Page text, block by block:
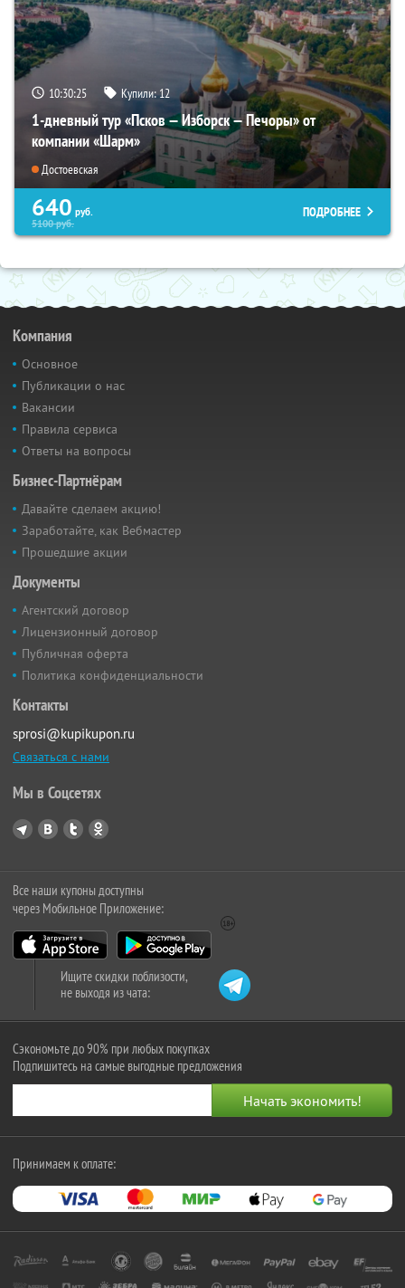
10:30:24 Купили:12
1-дневный тур «Псков — Изборск — Печоры» от
компании «Шарм»
Достоевская
640 руб.
5100руб.
ПОДРОБНЕЕ
Компания
Основное
Публикации о нас
Вакансии
Правила сервиса
Ответы на вопросы
Бизнес-Партнёрам
Давайте сделаем акцию!
Заработайте, как Вебмастер
Прошедшие акции
Документы
Агентский договор
Лицензионный договор
Публичная оферта
Политика конфиденциальности
Контакты
sprosi@kupikupon.ru
Связаться с нами
Мы в Соцсетях
Все наши купоны доступны
через Мобильное Приложение:
Ищите скидки поблизости,
не выходя из чата:
Сэкономьте до 90% при любых покупках
Подпишитесь на самые выгодные предложения
Принимаем к оплате: